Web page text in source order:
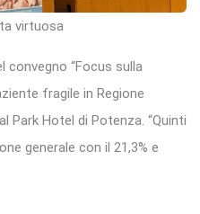
virtuosa
convegno “Focus sulla
fragile in Regione
Park Hotel di Potenza. “Quinti
generale con il 21,3% e